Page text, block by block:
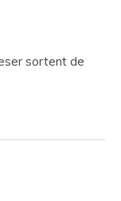
sortent de